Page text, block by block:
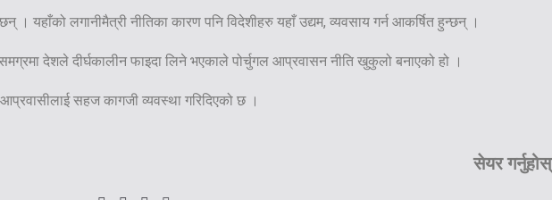
। यहाँको लगानीमैत्री नीतिका कारण पनि विदेशीहरु यहाँ उद्यम, व्यवसाय गर्न आकर्षित हुन्छन् ।
देशले दीर्घकालीन फाइदा लिने भएकाले पोर्चुगल आप्रवासन नीति खुकुलो बनाएको हो ।
सहज कागजी व्यवस्था गरिदिएको छ ।
सेयर गर्नुहोस्